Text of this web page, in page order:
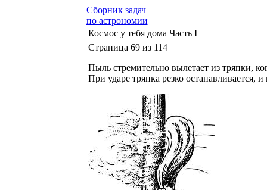
Сборник задач
по астрономии
Космос у тебя дома Часть I
Страница 69 из 114
Пыль стремительно вылетает из тряпки,
При ударе тряпка резко останавливается,